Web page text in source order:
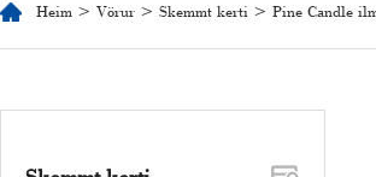
Heim > Vörur > Skemmt kerti > Pine Candle